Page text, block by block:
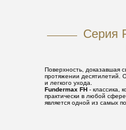
Серия
Поверхность, доказавшая
протяжении десятилетий.
и легкого ухода.
Fundermax FH - классика,
практически в любой
является одной из самых